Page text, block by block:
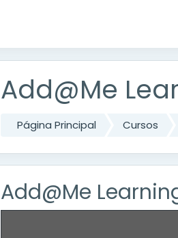
Add@Me
Página Principal Cursos
Add@Me